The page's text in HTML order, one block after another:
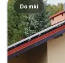
Domki